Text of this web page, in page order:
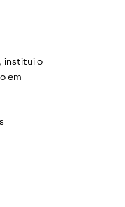
institui o
em